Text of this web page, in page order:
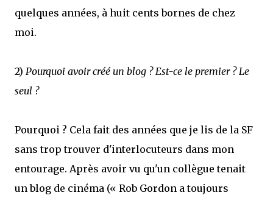
quelques années, à huit cents bornes de chez
moi.
2) Pourquoi avoir créé un blog ? Est-ce le premier ? Le
seul ?
Pourquoi ? Cela fait des années que je lis de la SF
sans trop trouver d'interlocuteurs dans mon
entourage. Après avoir vu qu'un collègue tenait
un blog de cinéma (« Rob Gordon a toujours